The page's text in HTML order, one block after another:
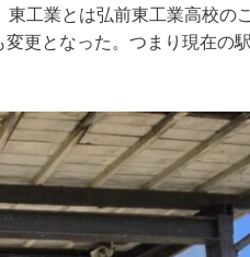
工業とは弘前東工業高校の
更となった。つまり現在の